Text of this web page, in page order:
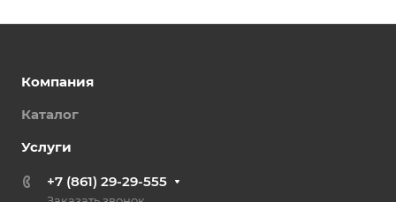
Компания
Каталог
Услуги
+7 (861) 29-29-555